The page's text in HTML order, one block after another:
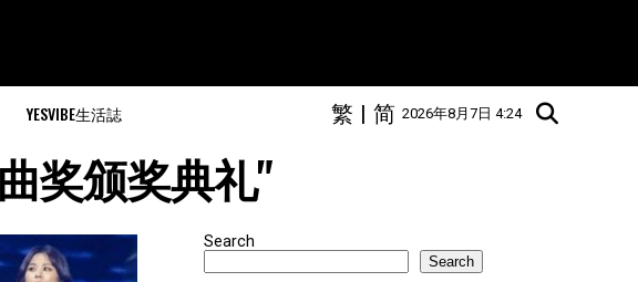
YESVIBE生活誌 2026年8月7日 4:24
简
|
繁
奖颁奖典礼"
Search
Search